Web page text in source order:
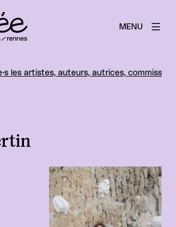
MENU
les artistes, auteurs, autrices,
Agrandir